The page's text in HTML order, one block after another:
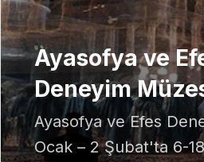
Ayasofya ve
Deneyim
Ayasofya ve Efes
Ocak – 2 Şubat'ta 6-